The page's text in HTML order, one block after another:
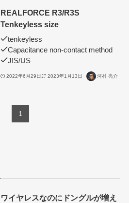
REALFORCE R3/R3S
Tenkeyless size
tenkeyless
Capacitance non-contact method
JIS/US
2022年6月29日 2023年1月13日 河村 亮介
1
ワイヤレスなのにドングルが増え